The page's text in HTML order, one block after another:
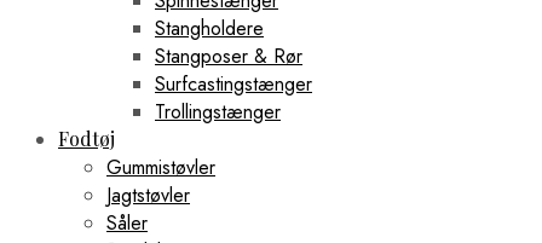
Stangholdere
Stangposer & Rør
Surfcastingstænger
Trollingstænger
Fodtøj
Gummistøvler
Jagtstøvler
Såler